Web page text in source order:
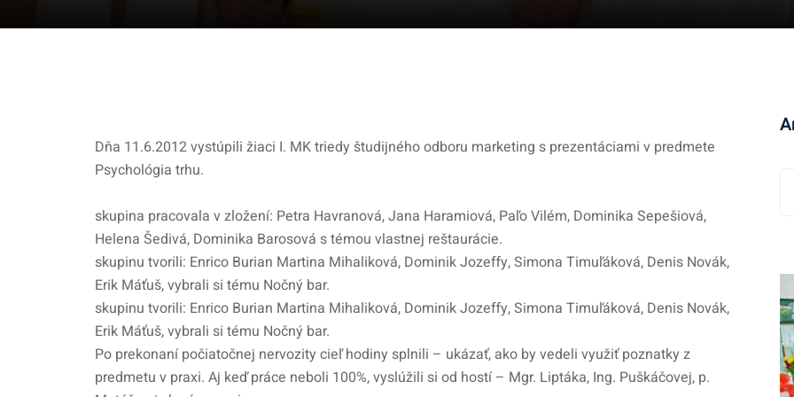
Dňa 11.6.2012 vystúpili žiaci I. MK triedy študijného odboru marketing s prezentáciami v predmete
Psychológia trhu.
skupina pracovala v zložení: Petra Havranová, Jana Haramiová, Paľo Vilém, Dominika Sepešiová,
Helena Šedivá, Dominika Barosová s témou vlastnej reštaurácie.
skupinu tvorili: Enrico Burian Martina Mihaliková, Dominik Jozeffy, Simona Timuľáková, Denis Novák,
Erik Máťuš, vybrali si tému Nočný bar.
skupinu tvorili: Enrico Burian Martina Mihaliková, Dominik Jozeffy, Simona Timuľáková, Denis Novák,
Erik Máťuš, vybrali si tému Nočný bar.
Po prekonaní počiatočnej nervozity cieľ hodiny splnili – ukázať, ako by vedeli využiť poznatky z
predmetu v praxi. Aj keď práce neboli 100%, vyslúžili si od hostí – Mgr. Liptáka, Ing. Puškáčovej, p.
í
v